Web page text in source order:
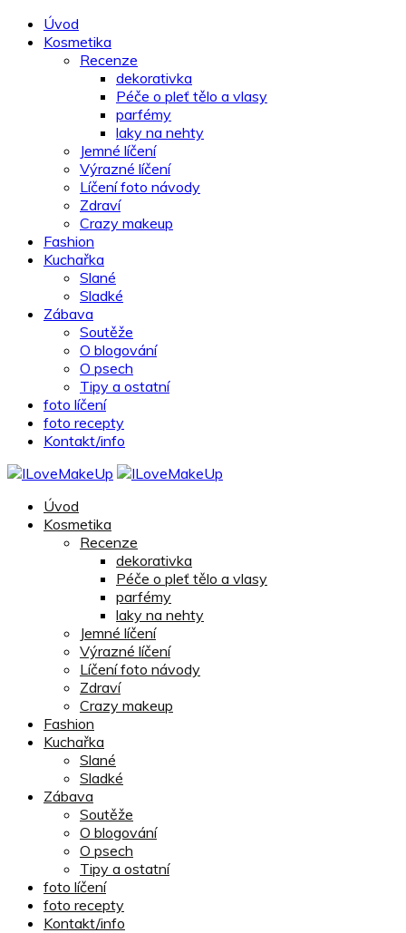
Úvod
Kosmetika
Recenze
dekorativka
Péče o pleť tělo a vlasy
parfémy
laky na nehty
Jemné líčení
Výrazné líčení
Líčení foto návody
Zdraví
Crazy makeup
Fashion
Kuchařka
Slané
Sladké
Zábava
Soutěže
O blogování
O psech
Tipy a ostatní
foto líčení
foto recepty
Kontakt/info
Úvod
Kosmetika
Recenze
dekorativka
Péče o pleť tělo a vlasy
parfémy
laky na nehty
Jemné líčení
Výrazné líčení
Líčení foto návody
Zdraví
Crazy makeup
Fashion
Kuchařka
Slané
Sladké
Zábava
Soutěže
O blogování
O psech
Tipy a ostatní
foto líčení
foto recepty
Kontakt/info